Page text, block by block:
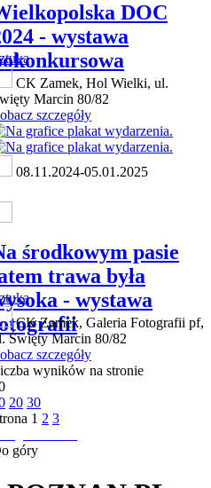
DOC
- wystawa
CK Zamek, Hol Wielki, ul.
Marcin 80/82
szczegóły
08.11.2024-05.01.2025
środkowym pasie
trawa była
- wystawa
CK Zamek, Galeria Fotografii pf,
Święty Marcin 80/82
szczegóły
wyników na stronie
20 30
1 2 3
góry